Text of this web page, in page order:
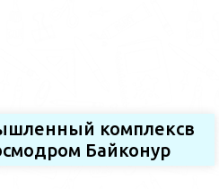
комплексв
Байконур